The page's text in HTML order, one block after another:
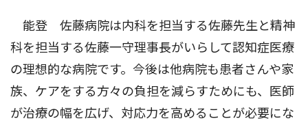
能登 佐藤病院は内科を担当する佐藤先生と精神
科を担当する佐藤一守理事長がいらして認知症医療
の理想的な病院です。今後は他病院も患者さんや家
族、ケアをする方々の負担を減らすためにも、医師
が治療の幅を広げ、対応力を高めることが必要にな